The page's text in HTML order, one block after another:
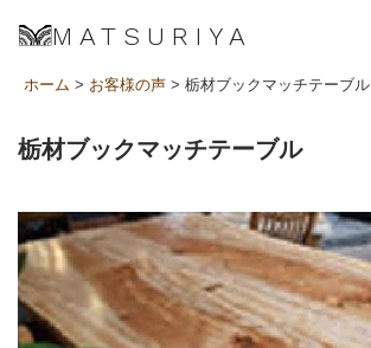
MATSURIYA
ホーム > お客様の声 > 栃材ブックマッチテーブル
栃材ブックマッチテーブル